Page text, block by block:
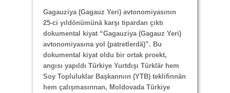
Gagauziya (Gagauz Yeri) avtonomiyasının
25-ci yıldönümünä karşı tipardan çıktı
dokumental kiyat “Gagauziya (Gagauz Yeri)
avtonomiyasına yol (patretlerdä)”. Bu
dokumental kiyat oldu bir ortak proekt,
angısı yapıldı Türkiye Yurtdışı Türklär hem
Soy Topluluklar Başkannıın (YTB) teklifinnän
hem çalışmasınnan, Moldovada Türkiye